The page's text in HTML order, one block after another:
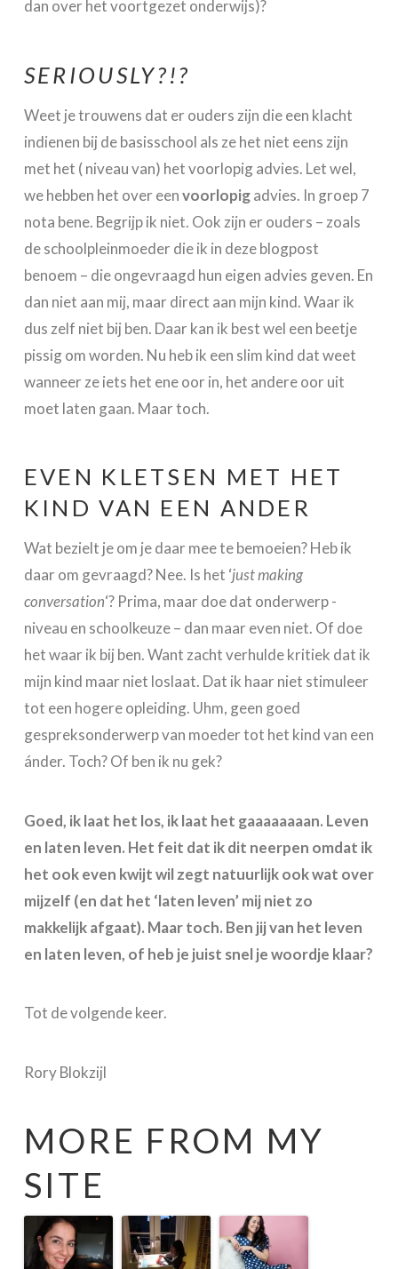
dan over het voortgezet onderwijs)?
SERIOUSLY?!?
Weet je trouwens dat er ouders zijn die een klacht
indienen bij de basisschool als ze het niet eens zijn
met het ( niveau van) het voorlopig advies. Let wel,
we hebben het over eenvoorlopigadvies. In groep 7
nota bene. Begrijp ik niet. Ook zijn er ouders – zoals
de schoolpleinmoeder die ik in deze blogpost
benoem – die ongevraagd hun eigen advies geven. En
dan niet aan mij, maar direct aan mijn kind. Waar ik
dus zelf niet bij ben. Daar kan ik best wel een beetje
pissig om worden. Nu heb ik een slim kind dat weet
wanneer ze iets het ene oor in, het andere oor uit
moet laten gaan. Maar toch.
EVEN KLETSEN MET HET
KIND VAN EEN ANDER
Wat bezielt je om je daar mee te bemoeien? Heb ik
daar om gevraagd? Nee. Is het ‘just making
conversation‘? Prima, maar doe dat onderwerp -
niveau en schoolkeuze – dan maar even niet. Of doe
het waar ik bij ben. Want zacht verhulde kritiek dat ik
mijn kind maar niet loslaat. Dat ik haar niet stimuleer
tot een hogere opleiding. Uhm, geen goed
gespreksonderwerp van moeder tot het kind van een
ánder. Toch? Of ben ik nu gek?
Goed, ik laat het los, ik laat het gaaaaaaaan. Leven
en laten leven. Het feit dat ik dit neerpen omdat ik
het ook even kwijt wil zegt natuurlijk ook wat over
mijzelf (en dat het ‘laten leven’ mij niet zo
makkelijk afgaat). Maar toch. Ben jij van het leven
en laten leven, of heb je juist snel je woordje klaar?
Tot de volgende keer.
Rory Blokzijl
MORE FROM MY
SITE